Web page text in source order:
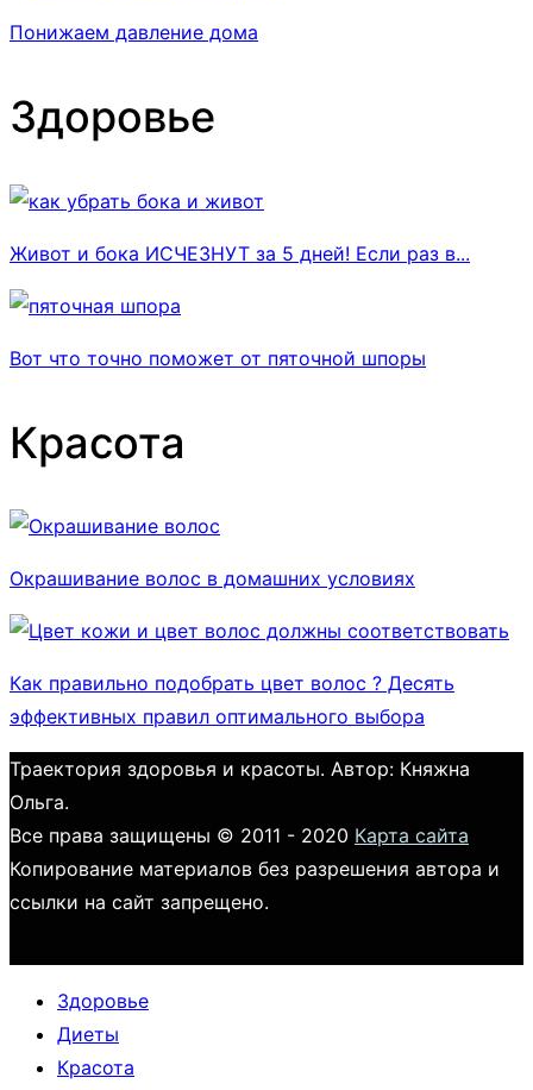
Понижаем давление дома
Здоровье
Живот и бока ИСЧЕЗНУТ за 5 дней! Если раз в...
Вот что точно поможет от пяточной шпоры
Красота
Окрашивание волос в домашних условиях
Как правильно подобрать цвет волос ? Десять
эффективных правил оптимального выбора
Траектория здоровья и красоты. Автор: Княжна
Ольга.
Все права защищены © 2011 - 2020 Карта сайта
Копирование материалов без разрешения автора и
ссылки на сайт запрещено.
Здоровье
Диеты
Красота